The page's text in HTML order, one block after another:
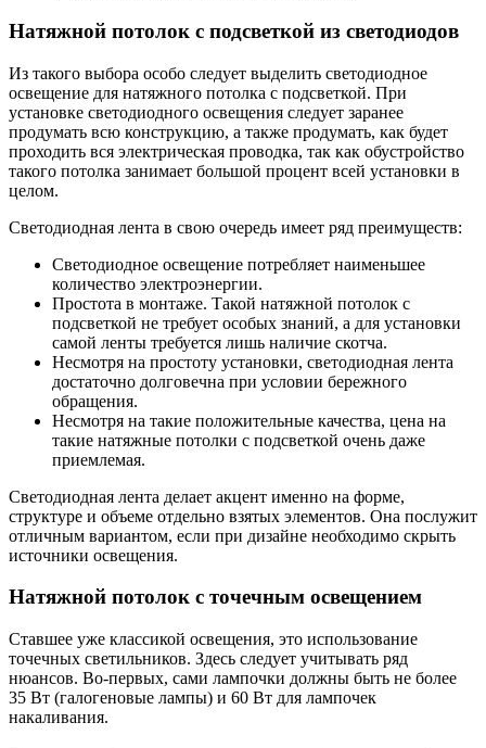
Натяжной потолок с подсветкой из светодиодов
Из такого выбора особо следует выделить светодиодное
освещение для натяжного потолка с подсветкой. При
установке светодиодного освещения следует заранее
продумать всю конструкцию, а также продумать, как будет
проходить вся электрическая проводка, так как обустройство
такого потолка занимает большой процент всей установки в
целом.
Светодиодная лента в свою очередь имеет ряд преимуществ:
Светодиодное освещение потребляет наименьшее
количество электроэнергии.
Простота в монтаже. Такой натяжной потолок с
подсветкой не требует особых знаний, а для установки
самой ленты требуется лишь наличие скотча.
Несмотря на простоту установки, светодиодная лента
достаточно долговечна при условии бережного
обращения.
Несмотря на такие положительные качества, цена на
такие натяжные потолки с подсветкой очень даже
приемлемая.
Светодиодная лента делает акцент именно на форме,
структуре и объеме отдельно взятых элементов. Она послужит
отличным вариантом, если при дизайне необходимо скрыть
источники освещения.
Натяжной потолок с точечным освещением
Ставшее уже классикой освещения, это использование
точечных светильников. Здесь следует учитывать ряд
нюансов. Во-первых, сами лампочки должны быть не более
35 Вт (галогеновые лампы) и 60 Вт для лампочек
накаливания.